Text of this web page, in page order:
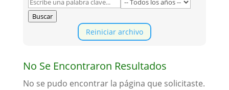
Buscar
Reiniciar archivo
No Se Encontraron Resultados
No se pudo encontrar la página que solicitaste.